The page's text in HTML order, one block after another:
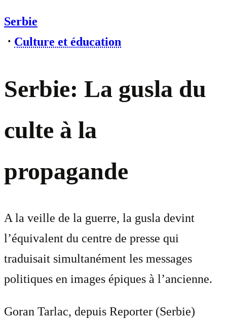
Serbie
⋅ Culture et éducation
Serbie: La gusla du
culte à la
propagande
A la veille de la guerre, la gusla devint
l’équivalent du centre de presse qui
traduisait simultanément les messages
politiques en images épiques à l’ancienne.
Goran Tarlac, depuis Reporter (Serbie)